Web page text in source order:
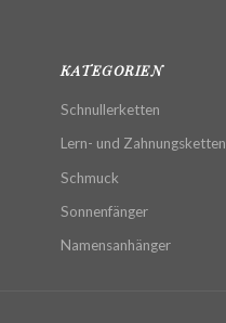
KATEGORIEN
Schnullerketten
Lern- und Zahnungsketten
Schmuck
Sonnenfänger
Namensanhänger